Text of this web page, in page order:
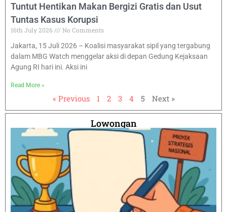
Tuntut Hentikan Makan Bergizi Gratis dan Usut
Tuntas Kasus Korupsi
16th July 2026
No Comments
Jakarta, 15 Juli 2026 – Koalisi masyarakat sipil yang tergabung
dalam MBG Watch menggelar aksi di depan Gedung Kejaksaan
Agung RI hari ini. Aksi ini
Read More »
« Previous 1 2 3 4 5 Next »
Lowongan